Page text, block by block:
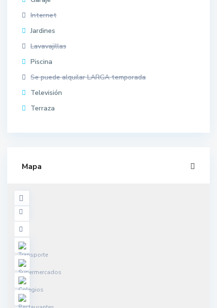
Internet
Jardines
Lavavajillas
Piscina
Se puede alquilar LARGA temporada
Televisión
Terraza
Mapa